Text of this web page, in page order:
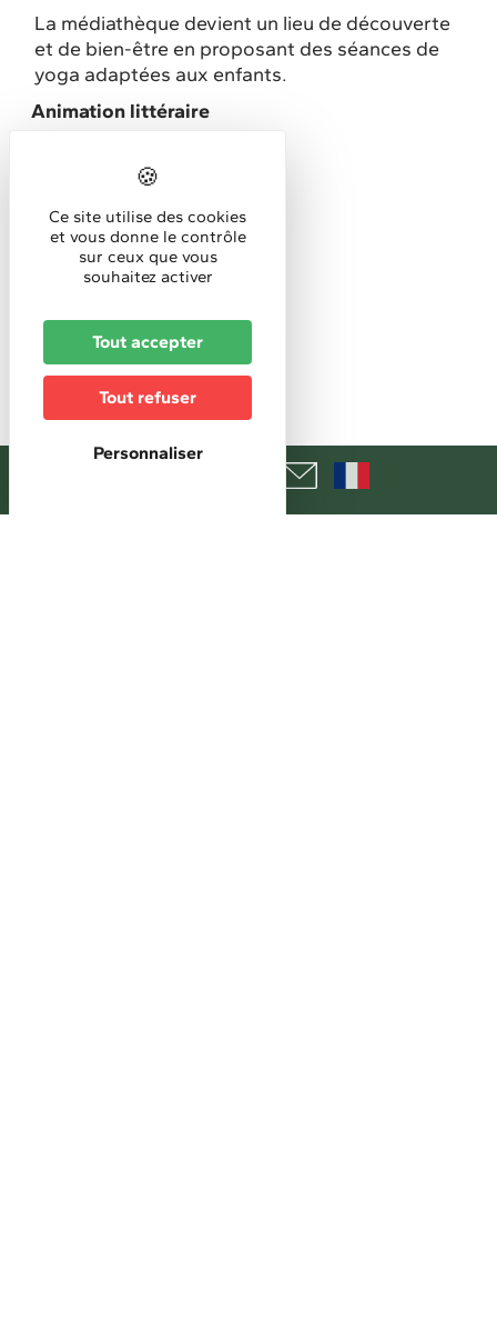
La médiathèque devient un lieu de découverte
et de bien-être en proposant des séances de
yoga adaptées aux enfants.
Animation littéraire
Horaires
Horaires d'accueil :
10h
Tarifs
Réservation
Réservation obligatoire
Ce site utilise des cookies
et vous donne le contrôle
sur ceux que vous
souhaitez activer
Tout accepter
Tout refuser
Personnaliser